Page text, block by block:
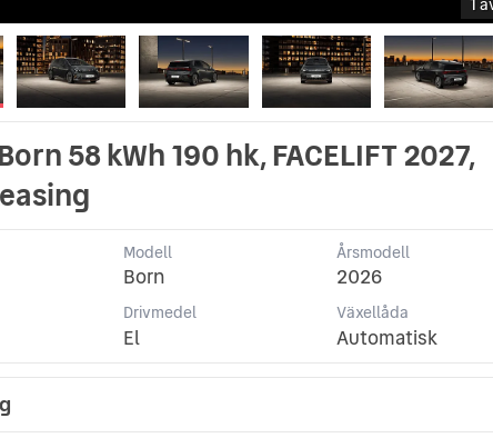
58 kWh 190 hk, FACELIFT 2027,
Modell
Born
Årsmodell
2026
Drivmedel
El
Växellåda
Automatisk